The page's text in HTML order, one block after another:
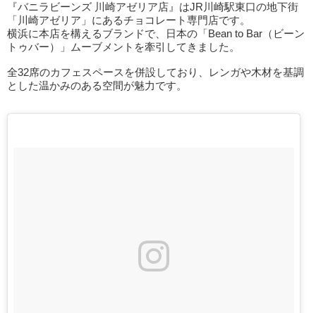
『バニラビーンズ 川崎アゼリア店』はJR川崎駅東口の地下街
「川崎アゼリア」にあるチョコレート専門店です。
横浜に本店を構えるブランドで、日本の「Bean to Bar（ビーン
トゥバー）」ムーブメントを牽引してきました。
全32席のカフェスペースを併設しており、レンガや木材を基調
とした温かみのある空間が魅力です。